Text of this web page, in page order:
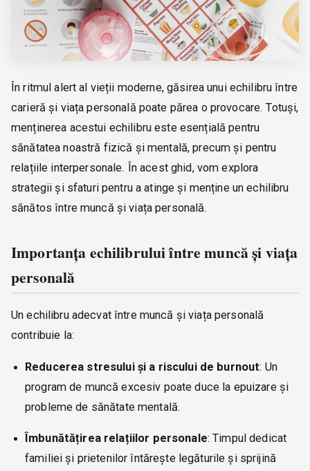
În ritmul alert al vieții moderne, găsirea unui echilibru între
carieră și viața personală poate părea o provocare. Totuși,
menținerea acestui echilibru este esențială pentru
sănătatea noastră fizică și mentală, precum și pentru
relațiile interpersonale. În acest ghid, vom explora
strategii și sfaturi pentru a atinge și menține un echilibru
sănătos între muncă și viața personală.
Importanța echilibrului între muncă și viața
personală
Un echilibru adecvat între muncă și viața personală
contribuie la:
Reducerea stresului și a riscului de burnout: Un
program de muncă excesiv poate duce la epuizare și
probleme de sănătate mentală.
Îmbunătățirea relațiilor personale: Timpul dedicat
familiei și prietenilor întărește legăturile și sprijină